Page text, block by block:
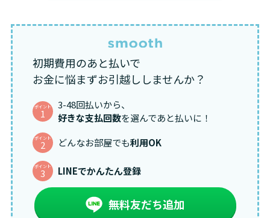
初期費用のあと払いで
お金に悩まずお引越ししませんか？
ポイント
1
3-48回払いから、
好きな支払回数を選んであと払いに！
ポイント
2 どんなお部屋でも利用OK
ポイント
3 LINEでかんたん登録
無料友だち追加